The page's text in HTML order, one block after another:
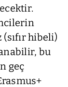
hibeli)
bu
geç